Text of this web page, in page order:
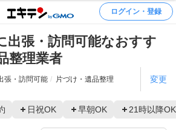
ログイン・登録
出張・訪問可能なおすす
整理業者
張・訪問可能 片づけ・遺品整理 変更
日祝OK 早朝OK 21時以降OK